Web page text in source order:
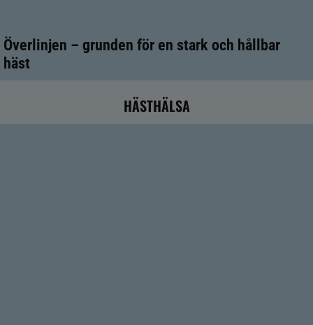
Överlinjen – grunden för en stark och hållbar
häst
HÄSTHÄLSA